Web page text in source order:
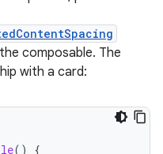
composable. The
with a card:
() {